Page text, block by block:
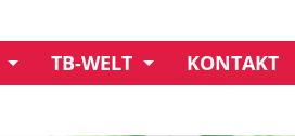
TB-WELT
KONTAKT